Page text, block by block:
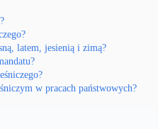
latem, jesienią i zimą?
w pracach państwowych?